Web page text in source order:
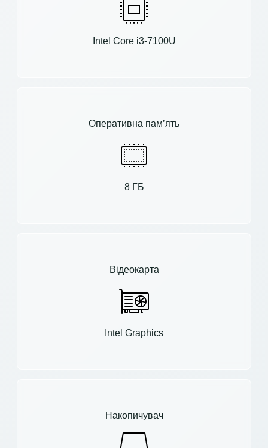
Intel Core i3-7100U
Оперативна пам’ять
8 ГБ
Відеокарта
Intel Graphics
Накопичувач